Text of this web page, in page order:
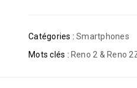
Catégories : Smartphones
Mots clés : Reno 2 & Reno